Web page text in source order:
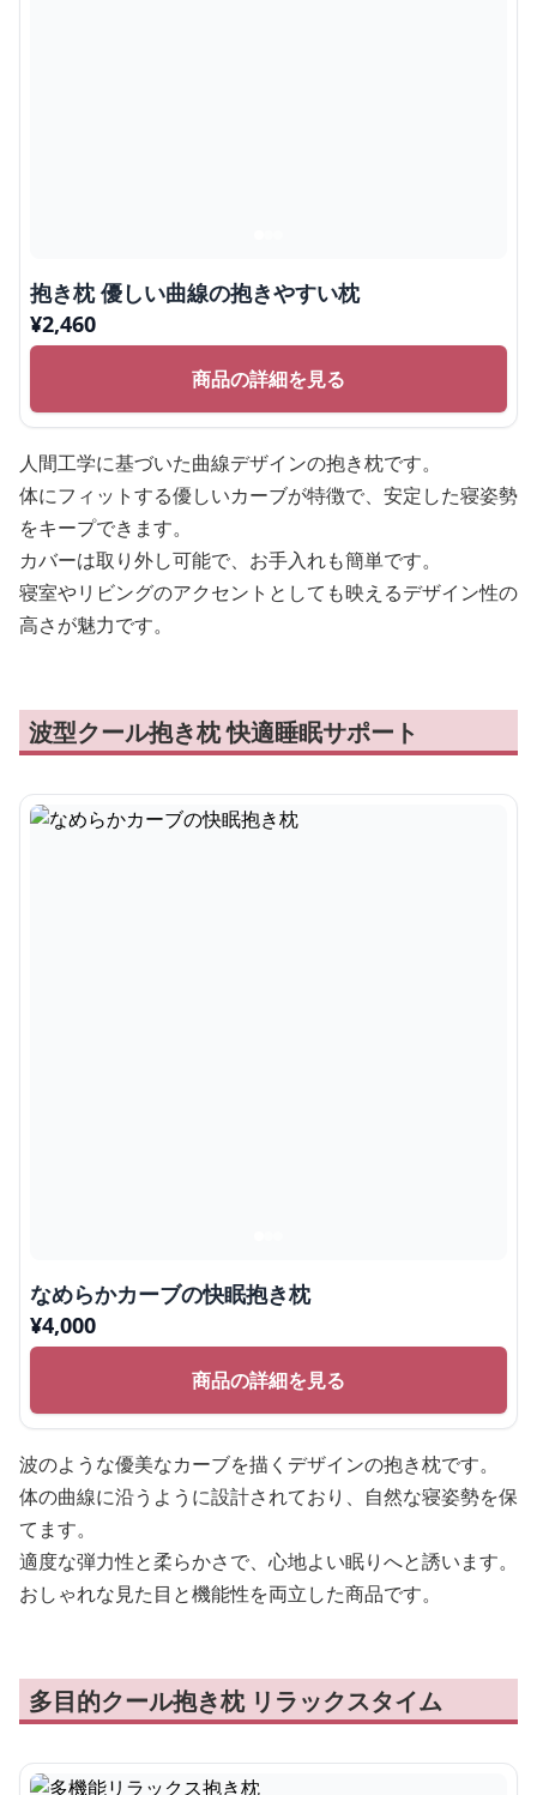
抱き枕 優しい曲線の抱きやすい枕
¥2,460
商品の詳細を見る
人間工学に基づいた曲線デザインの抱き枕です。
体にフィットする優しいカーブが特徴で、安定した寝姿勢
をキープできます。
カバーは取り外し可能で、お手入れも簡単です。
寝室やリビングのアクセントとしても映えるデザイン性の
高さが魅力です。
波型クール抱き枕 快適睡眠サポート
なめらかカーブの快眠抱き枕
¥4,000
商品の詳細を見る
波のような優美なカーブを描くデザインの抱き枕です。
体の曲線に沿うように設計されており、自然な寝姿勢を保
てます。
適度な弾力性と柔らかさで、心地よい眠りへと誘います。
おしゃれな見た目と機能性を両立した商品です。
多目的クール抱き枕 リラックスタイム